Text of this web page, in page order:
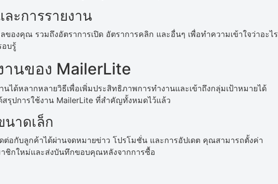
ละการรายงาน
ของคุณ รวมถึงอัตราการเปิด อัตราการคลิก และอื่นๆ เพื่อทำความเข้าใจว่าอะไร
อบรู้
นของ MailerLite
นได้หลากหลายวิธีเพื่อเพิ่มประสิทธิภาพการทำงานและเข้าถึงกลุ่มเป้าหมายได้
รุปการใช้งาน MailerLite ที่สำคัญทั้งหมดไว้แล้ว
นาดเล็ก
อกับลูกค้าได้ผ่านจดหมายข่าว โปรโมชั่น และการอัปเดต คุณสามารถตั้งค่า
ชิกใหม่และส่งบันทึกขอบคุณหลังจากการซื้อ